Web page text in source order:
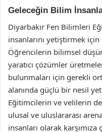
Geleceğin Bilim
Diyarbakır Fen Bilimleri
insanlarını yetiştirmek
Öğrencilerin bilimsel
yaratıcı çözümler
bulunmaları için gerekli
alanında güçlü bir nesil
Eğitimcilerin ve velilerin
ulusal ve uluslararası
insanları olarak karşımıza